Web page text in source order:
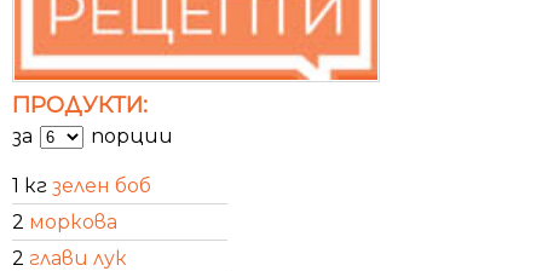
ПРОДУКТИ:
за порции
1 кг зелен боб
2 моркова
2 глави лук